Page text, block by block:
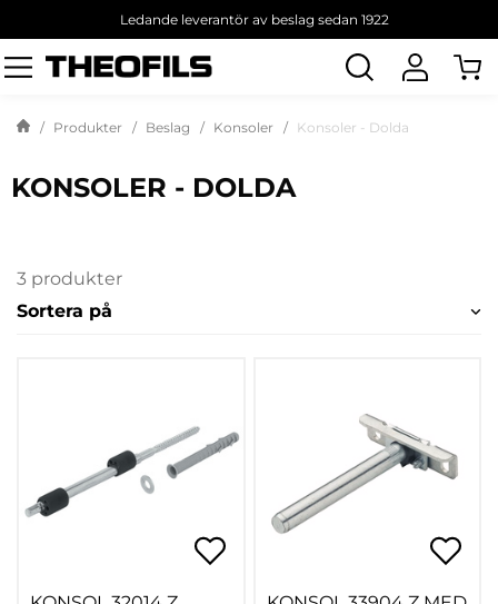
Ledande leverantör av beslag sedan 1922
Sök
produkt
Produkter Beslag Konsoler Konsoler - Dolda
KONSOLER - DOLDA
3 produkter
Sortera på